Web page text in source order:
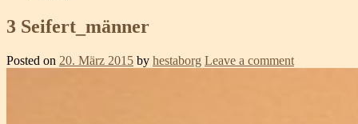
3 Seifert_männer
Posted on 20. März 2015 by hestaborg Leave a comment